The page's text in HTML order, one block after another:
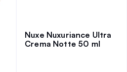
Nuxe Nuxuriance Ultra
Crema Notte 50 ml